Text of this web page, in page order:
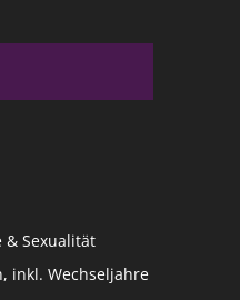
& Sexualität
inkl. Wechseljahre